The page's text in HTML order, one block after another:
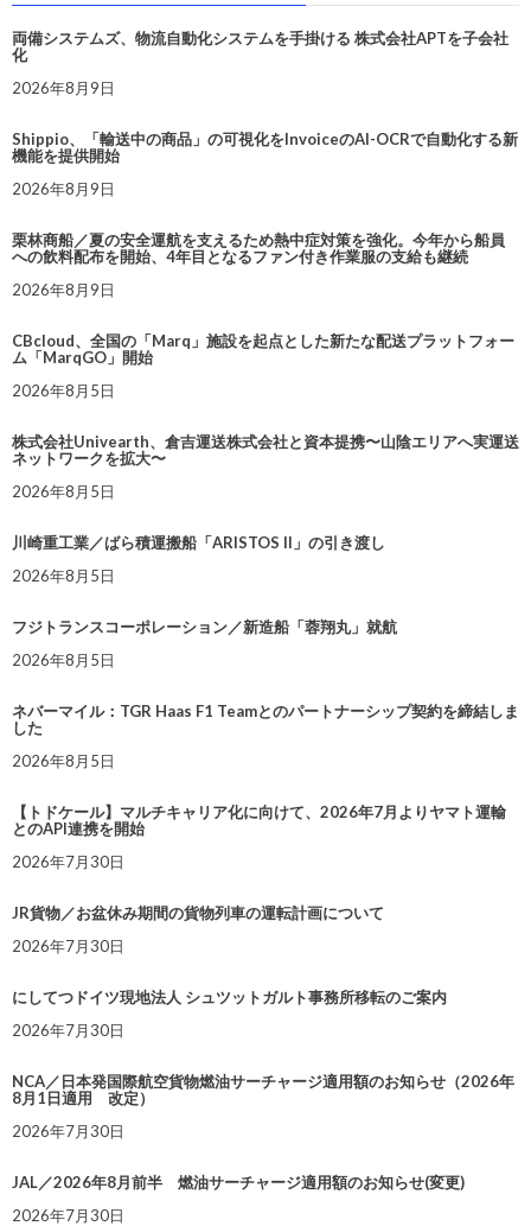
両備システムズ、物流自動化システムを手掛ける 株式会社APTを子会社
化
2026年8月9日
Shippio、「輸送中の商品」の可視化をInvoiceのAI-OCRで自動化する新
機能を提供開始
2026年8月9日
栗林商船／夏の安全運航を支えるため熱中症対策を強化。今年から船員
への飲料配布を開始、4年目となるファン付き作業服の支給も継続
2026年8月9日
CBcloud、全国の「Marq」施設を起点とした新たな配送プラットフォー
ム「MarqGO」開始
2026年8月5日
株式会社Univearth、倉吉運送株式会社と資本提携〜山陰エリアへ実運送
ネットワークを拡大〜
2026年8月5日
川崎重工業／ばら積運搬船「ARISTOS II」の引き渡し
2026年8月5日
フジトランスコーポレーション／新造船「蓉翔丸」就航
2026年8月5日
ネバーマイル：TGR Haas F1 Teamとのパートナーシップ契約を締結しま
した
2026年8月5日
【トドケール】マルチキャリア化に向けて、2026年7月よりヤマト運輸
とのAPI連携を開始
2026年7月30日
JR貨物／お盆休み期間の貨物列車の運転計画について
2026年7月30日
にしてつドイツ現地法人 シュツットガルト事務所移転のご案内
2026年7月30日
NCA／日本発国際航空貨物燃油サーチャージ適用額のお知らせ（2026年
8月1日適用 改定）
2026年7月30日
JAL／2026年8月前半 燃油サーチャージ適用額のお知らせ(変更)
2026年7月30日